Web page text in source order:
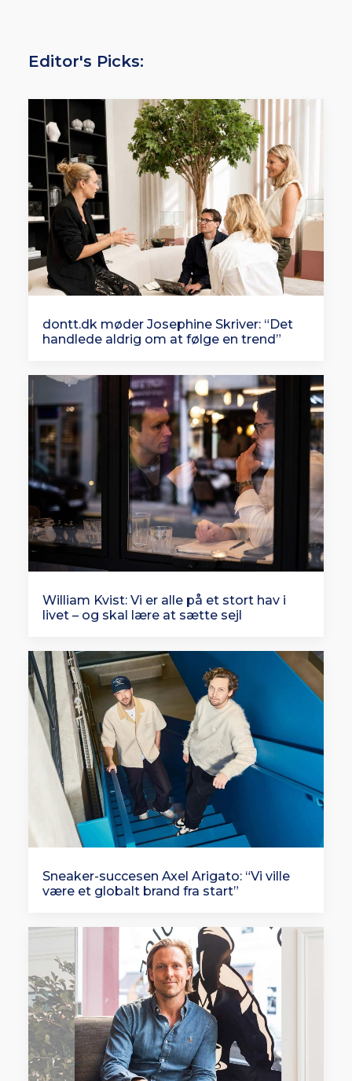
Editor's Picks:
dontt.dk møder Josephine Skriver: “Det
handlede aldrig om at følge en trend”
William Kvist: Vi er alle på et stort hav i
livet – og skal lære at sætte sejl
Sneaker-succesen Axel Arigato: “Vi ville
være et globalt brand fra start”